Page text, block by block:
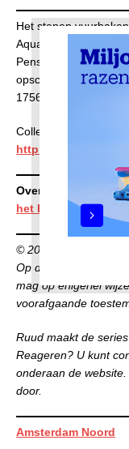
Het stenen
Aquarel van Aert
Penseel in waterverf
opschrift, verso: ‘t
1756’
Collectie
http://hdl.handle.net/
Overzicht alle
het IJ
© 2022 Ruud Borman
Op deze publicatie
mag op enigerlei
voorafgaande
Ruud maakt de
Reageren? U kunt
onderaan de
door.
Amsterdam Noord